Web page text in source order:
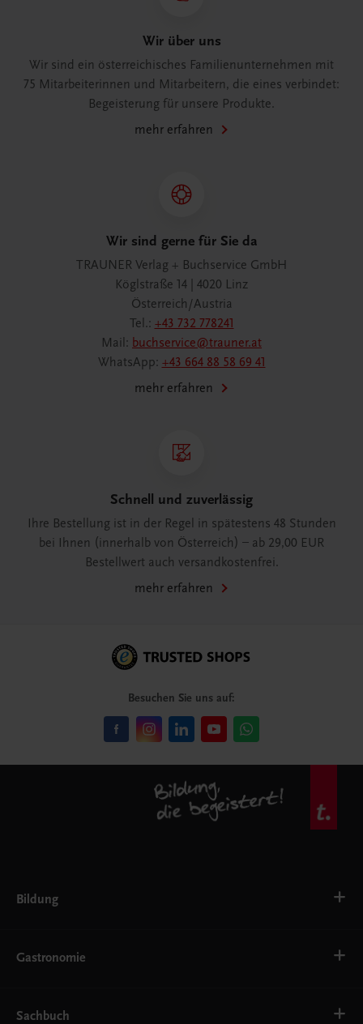
Wir über uns
Wir sind ein österreichisches Familienunternehmen mit
75 Mitarbeiterinnen und Mitarbeitern, die eines verbindet:
Begeisterung für unsere Produkte.
mehr erfahren
Wir sind gerne für Sie da
TRAUNER Verlag + Buchservice GmbH
Köglstraße 14 | 4020 Linz
Österreich/Austria
Tel.: +43 732 778241
Mail: buchservice@trauner.at
WhatsApp: +43 664 88 58 69 41
mehr erfahren
Schnell und zuverlässig
Ihre Bestellung ist in der Regel in spätestens 48 Stunden
bei Ihnen (innerhalb von Österreich) – ab 29,00 EUR
Bestellwert auch versandkostenfrei.
mehr erfahren
Besuchen Sie uns auf:
Bildung
AHS
EWF/ZWF
Gastronomie
Getränke
Sachbuch